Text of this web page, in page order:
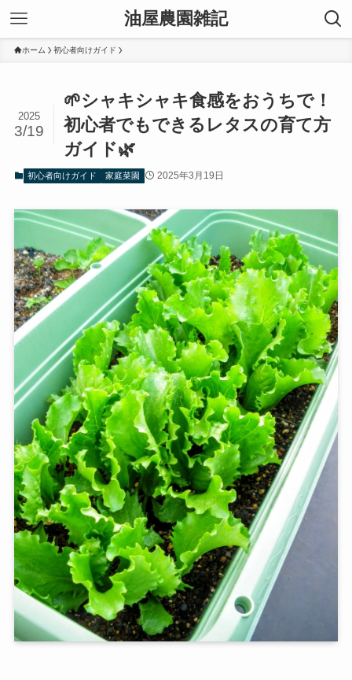
油屋農園雑記
ホーム 初心者向けガイド
🌱シャキシャキ食感をおうちで！
初心者でもできるレタスの育て方
ガイド🌿
2025
3/19
初心者向けガイド 家庭菜園 2025年3月19日